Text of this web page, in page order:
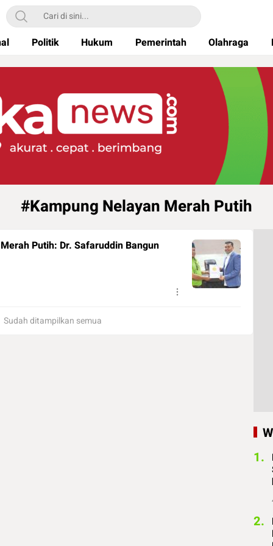
Politik Hukum Pemerintah Olahraga
#Kampung Nelayan Merah Putih
Putih: Dr. Safaruddin Bangun
Sudah ditampilkan semua
1.
2.